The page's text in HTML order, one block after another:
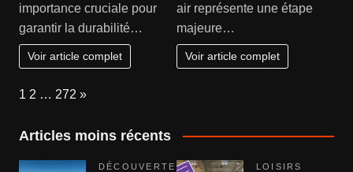
Garonne
:
importance cruciale pour
garantir la durabilité…
Voir article complet
maison
qu’il
air représente une étape
majeure…
Voir article complet
Page:
1 2 … 272 Next
»
Articles moins récents
DÉCOUVERTE
LOISIRS